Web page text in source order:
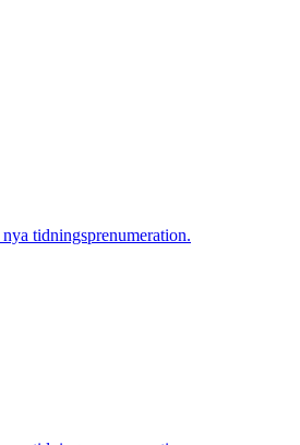
tidningsprenumeration.